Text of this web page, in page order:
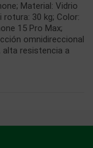
Material: Vidrio
30 kg; Color:
15 Pro Max;
omnidireccional
alta resistencia a